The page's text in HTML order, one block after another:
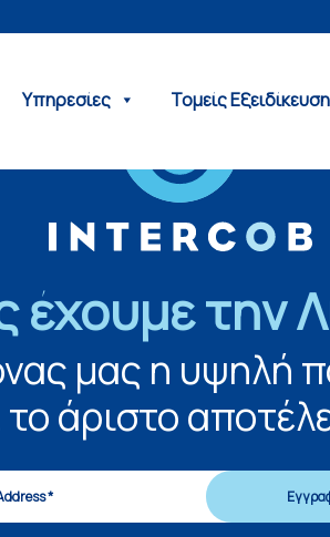
Υπηρεσίες Τομείς
έχουμε την
μας η υψηλή
το άριστο